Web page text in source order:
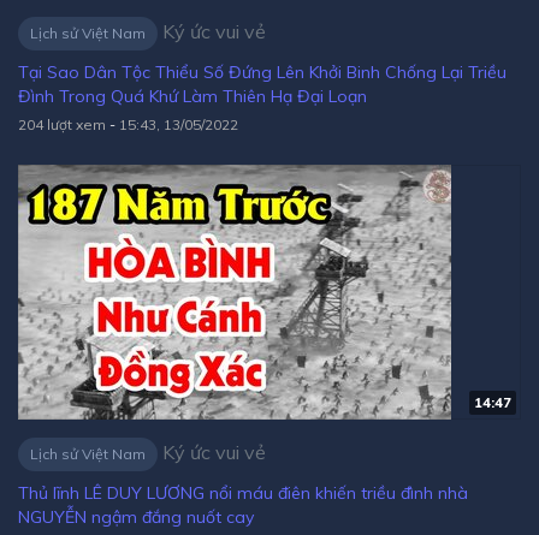
Lịch sử Việt Nam Ký ức vui vẻ
Tại Sao Dân Tộc Thiểu Số Đứng Lên Khởi Binh Chống Lại Triều
Đình Trong Quá Khứ Làm Thiên Hạ Đại Loạn
204 lượt xem - 15:43, 13/05/2022
14:47
Lịch sử Việt Nam Ký ức vui vẻ
Thủ lĩnh LÊ DUY LƯƠNG nổi máu điên khiến triều đình nhà
NGUYỄN ngậm đắng nuốt cay